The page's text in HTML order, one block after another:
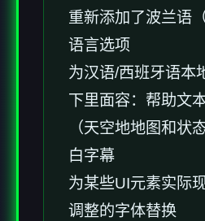
重新添加了波兰语
语言选项
为汉语/西班牙语本
下里面容：帮助文
（天空地地图和状
白字幕
为某些UI元素实际
调整的字体替换